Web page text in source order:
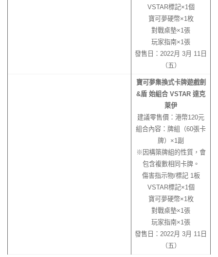
VSTAR標記×1個
寶可夢硬幣×1枚
對戰桌墊×1張
玩家指南×1張
發售日：2022月 3月 11日
（五）
寶可夢集換式卡牌遊戲劍
&盾 始組合 VSTAR 達克
萊伊
建議零售價：港幣120元
組合內容：牌組（60張卡
牌）×1副
※因構築牌組的性質，會
包含複數相同卡牌。
傷害指示物/標記 1板
VSTAR標記×1個
寶可夢硬幣×1枚
對戰桌墊×1張
玩家指南×1張
發售日：2022月 3月 11日
（五）